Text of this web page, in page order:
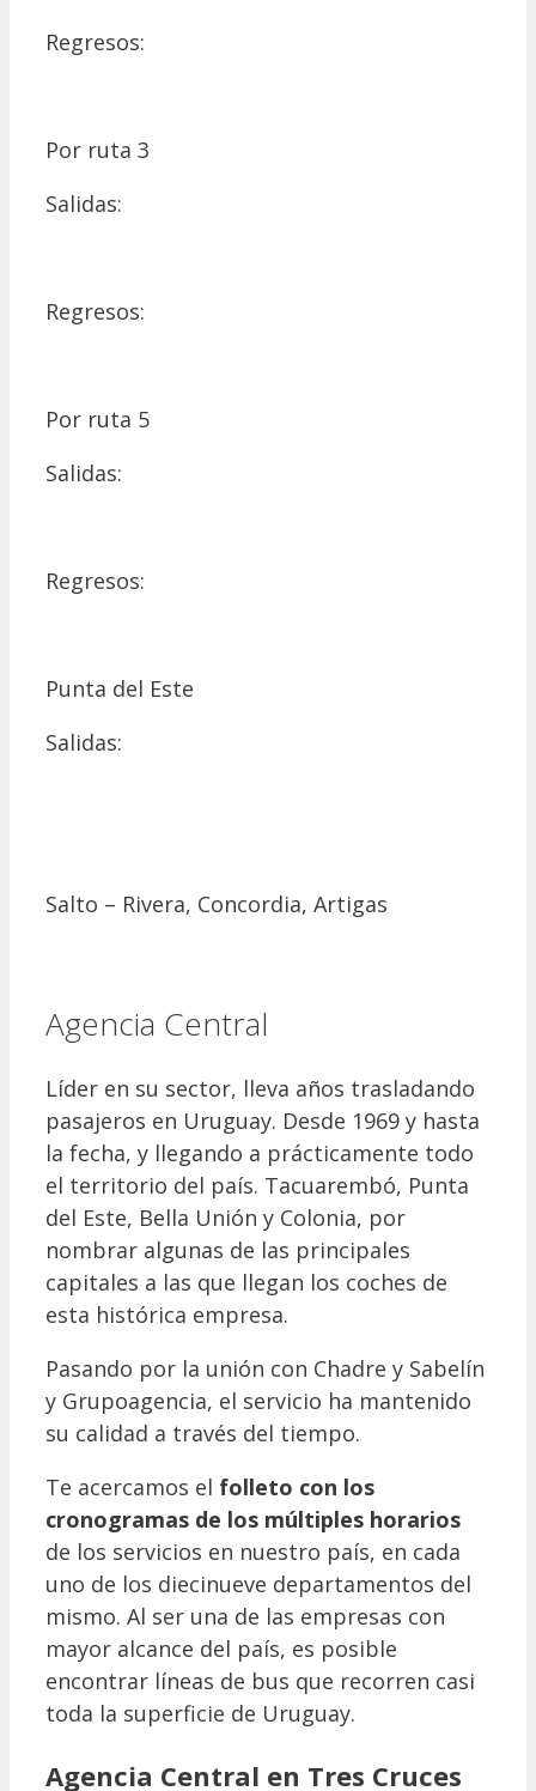
Regresos:
Por ruta 3
Salidas:
Regresos:
Por ruta 5
Salidas:
Regresos:
Punta del Este
Salidas:
Salto – Rivera, Concordia, Artigas
Agencia Central
Líder en su sector, lleva años trasladando
pasajeros en Uruguay. Desde 1969 y hasta
la fecha, y llegando a prácticamente todo
el territorio del país. Tacuarembó, Punta
del Este, Bella Unión y Colonia, por
nombrar algunas de las principales
capitales a las que llegan los coches de
esta histórica empresa.
Pasando por la unión con Chadre y Sabelín
y Grupoagencia, el servicio ha mantenido
su calidad a través del tiempo.
Te acercamos el folleto con los
cronogramas de los múltiples horarios
de los servicios en nuestro país, en cada
uno de los diecinueve departamentos del
mismo. Al ser una de las empresas con
mayor alcance del país, es posible
encontrar líneas de bus que recorren casi
toda la superficie de Uruguay.
Agencia Central en Tres Cruces